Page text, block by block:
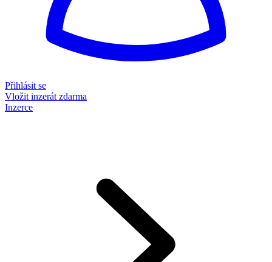
Přihlásit se
Vložit inzerát zdarma
Inzerce